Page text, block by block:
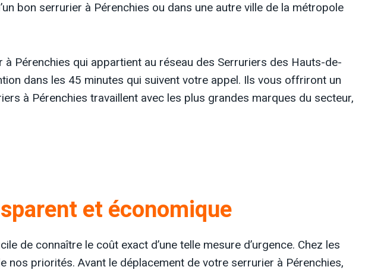
bon serrurier à Pérenchies ou dans une autre ville de la métropole
Pérenchies qui appartient au réseau des Serruriers des Hauts-de-
dans les 45 minutes qui suivent votre appel. Ils vous offriront un
à Pérenchies travaillent avec les plus grandes marques du secteur,
et économique
de connaître le coût exact d’une telle mesure d’urgence. Chez les
priorités. Avant le déplacement de votre serrurier à Pérenchies,